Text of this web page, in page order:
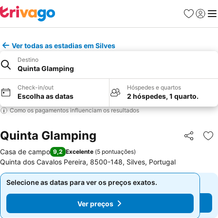
Favoritos
Iniciar
Ver todas as estadias em Silves
Destino
Quinta Glamping
Check-in/out
Escolha as datas
Hóspedes e quartos
2 hóspedes, 1 quarto.
Como os pagamentos influenciam os resultados
Quinta Glamping Partilhar
Casa de campo 9,2 Excelente (5 pontuações)
Quinta dos Cavalos Pereira, 8500-148, Silves, Portugal
Selecione as datas para ver os preços exatos.
Ver preços
Selecione as datas para ver os preços exatos.
Ver preços